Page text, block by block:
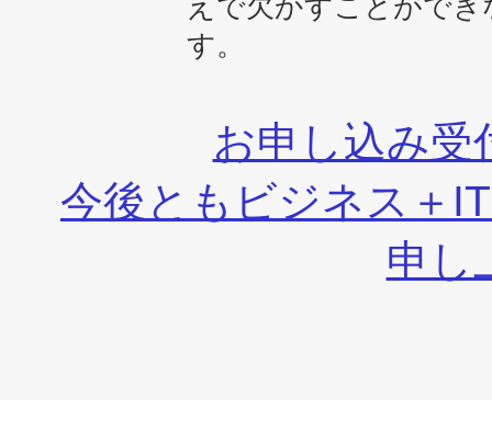
えで欠かすことがで
す。
お申し込み受
今後ともビジネス＋
申し